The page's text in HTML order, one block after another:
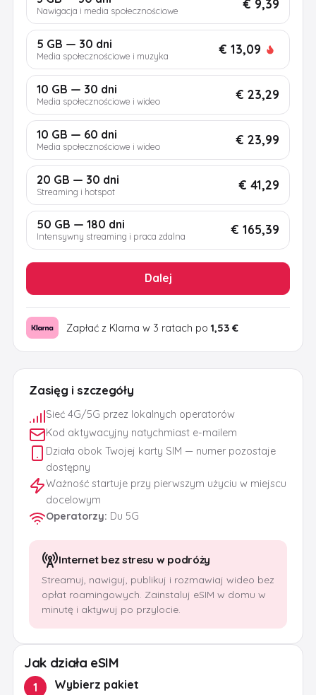
Zasięg i szczegóły
Sieć 4G/5G przez lokalnych operatorów
Kod aktywacyjny natychmiast e-mailem
Działa obok Twojej karty SIM — numer pozostaje
dostępny
Ważność startuje przy pierwszym użyciu w miejscu
docelowym
Operatorzy: Du 5G
Internet bez stresu w podróży
Streamuj, nawiguj, publikuj i rozmawiaj wideo bez
opłat roamingowych. Zainstaluj eSIM w domu w
minutę i aktywuj po przylocie.
Jak działa eSIM
1 Wybierz pakiet
Nawigacja i media społecznościowe € 9,39
5 GB — 30 dni
Media społecznościowe i muzyka € 13,09
10 GB — 30 dni
Media społecznościowe i wideo € 23,29
10 GB — 60 dni
Media społecznościowe i wideo € 23,99
20 GB — 30 dni
Streaming i hotspot € 41,29
50 GB — 180 dni
Intensywny streaming i praca zdalna € 165,39
Dalej
Zapłać z Klarna w 3 ratach po 1,53 €